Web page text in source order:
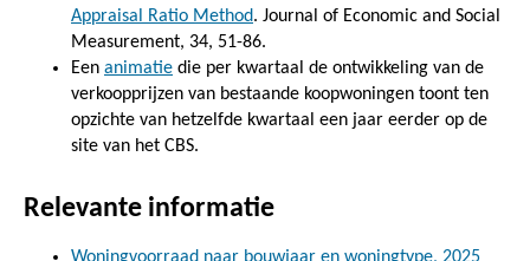
Appraisal Ratio Method. Journal of Economic and Social
Measurement, 34, 51-86.
Een animatie die per kwartaal de ontwikkeling van de
verkoopprijzen van bestaande koopwoningen toont ten
opzichte van hetzelfde kwartaal een jaar eerder op de
site van het CBS.
Relevante informatie